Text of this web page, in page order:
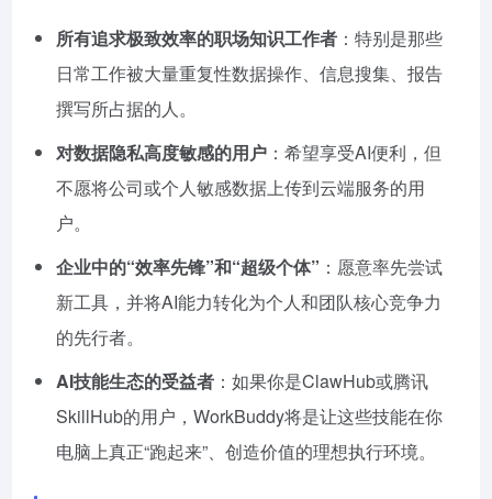
所有追求极致效率的职场知识工作者 ：特别是那些
日常工作被大量重复性数据操作、信息搜集、报告
撰写所占据的人。
对数据隐私高度敏感的用户 ：希望享受AI便利，但
不愿将公司或个人敏感数据上传到云端服务的用
户。
企业中的“效率先锋”和“超级个体” ：愿意率先尝试
新工具，并将AI能力转化为个人和团队核心竞争力
的先行者。
AI技能生态的受益者 ：如果你是ClawHub或腾讯
SkillHub的用户，WorkBuddy将是让这些技能在你
电脑上真正“跑起来”、创造价值的理想执行环境。